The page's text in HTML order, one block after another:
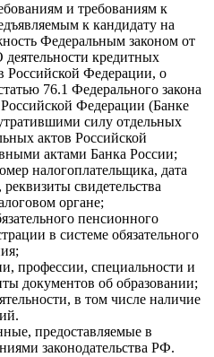
и требованиям к
к кандидату на
Федеральным законом от
кредитных
Российской Федерации, о
76.1 Федерального закона
Федерации (Банке
силу отдельных
актов Российской
актами Банка России;
налогоплательщика, дата
свидетельства
органе;
пенсионного
в системе обязательного
профессии, специальности и
документов об образовании;
в том числе наличие
предоставляемые в
законодательства РФ.